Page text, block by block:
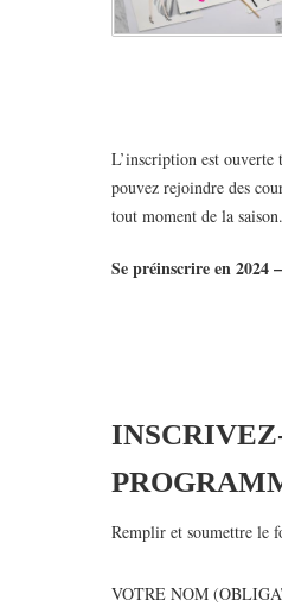
L’inscription est ouverte
pouvez rejoindre des
tout moment de la saison.
Se préinscrire en 2024
Remplir et soumettre le
VOTRE NOM